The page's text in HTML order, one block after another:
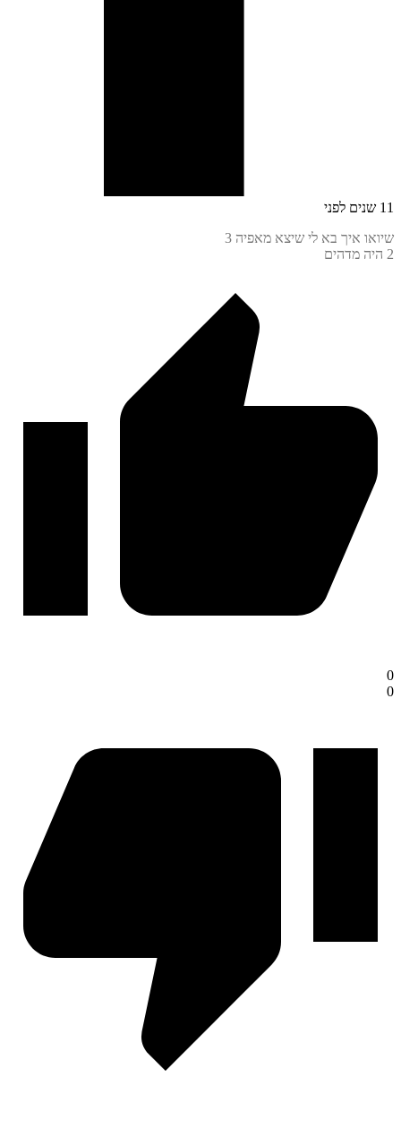
איך בא לי שיצא מאפיה 3